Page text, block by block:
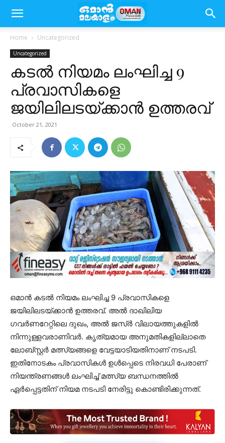
Home Uncategorized
Uncategorized
കടൽ നിയമം ലംഘിച്ച 9
പ്രവാസികളെ
ജയിലിലടയ്ക്കാൻ ഉത്തരവ്
October 21, 2021
ഒമാൻ കടൽ നിയമം ലംഘിച്ച 9 പ്രവാസികളെ
ജയിലിലടയ്ക്കാൻ ഉത്തരവ്. അൽ ദാഖിലിയ
ഗവർണറേറ്റിലെ ദുഖം, അൽ ജസ്ർ വിലായത്തുകളിൽ
നിന്നുള്ളവരാണിവർ. കൃത്യമായ അനുമതികളില്ലാതെ
ലോബ്സ്റ്റർ മത്സ്യങ്ങളെ വേട്ടയാടിയതിനാണ് നടപടി.
ഇതിനോടകം പ്രവാസികൾ ഉൾപ്പെടെ നിരവധി പേരാണ്
നിയന്ത്രണങ്ങൾ ലംഘിച്ച് മത്സ്യ ബന്ധനത്തിൽ
ഏർപ്പെട്ടതിന് നിയമ നടപടി നേരിട്ടു കൊണ്ടിരിക്കുന്നത്.